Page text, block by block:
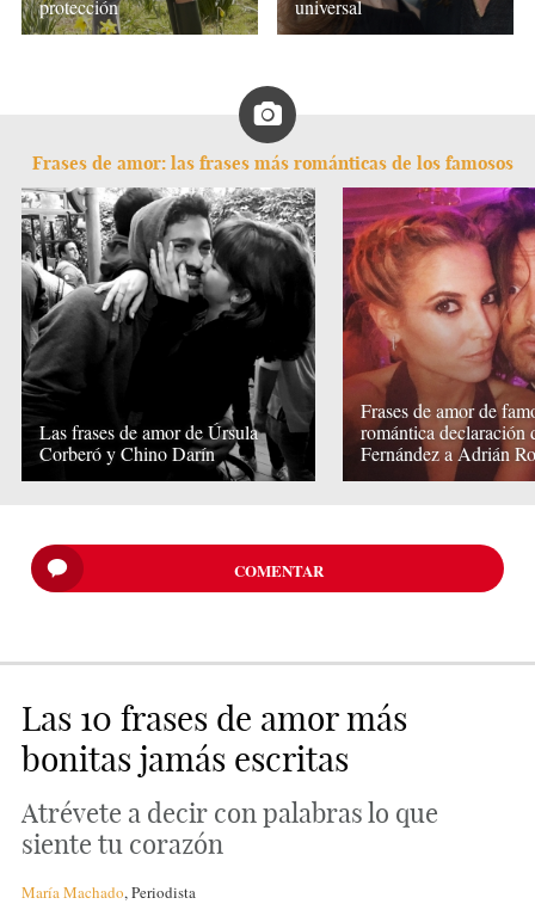
protección
universal
Frases de amor: las frases más románticas de los famosos
Las frases de amor de Úrsula
Corberó y Chino Darín
Frases de amor de
romántica declaración
Fernández a Adrián
COMENTAR
Las 10 frases de amor más
bonitas jamás escritas
Atrévete a decir con palabras lo que
siente tu corazón
María Machado, Periodista